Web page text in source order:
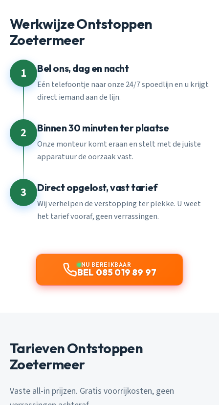
Werkwijze Ontstoppen
Zoetermeer
1 Bel ons, dag en nacht
Eén telefoontje naar onze 24/7 spoedlijn en u krijgt
direct iemand aan de lijn.
2 Binnen 30 minuten ter plaatse
Onze monteur komt eraan en stelt met de juiste
apparatuur de oorzaak vast.
3 Direct opgelost, vast tarief
Wij verhelpen de verstopping ter plekke. U weet
het tarief vooraf, geen verrassingen.
NU BEREIKBAAR
BEL 085 019 89 97
Tarieven Ontstoppen
Zoetermeer
Vaste all-in prijzen. Gratis voorrijkosten, geen